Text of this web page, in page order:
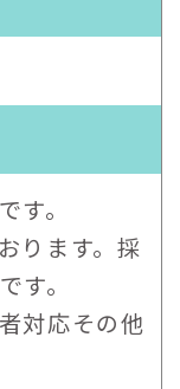
。
ります。採
す。
対応その他